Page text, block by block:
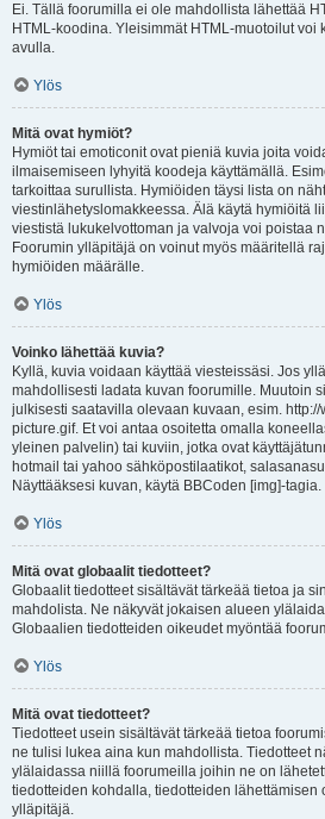
Ei. Tällä foorumilla ei ole mahdollista lähettää
HTML-koodina. Yleisimmät HTML-muotoilut voi
avulla.
Ylös
Mitä ovat hymiöt?
Hymiöt tai emoticonit ovat pieniä kuvia joita
ilmaisemiseen lyhyitä koodeja käyttämällä.
tarkoittaa surullista. Hymiöiden täysi lista on
viestinlähetyslomakkeessa. Älä käytä hymiöitä
viestistä lukukelvottoman ja valvoja voi poistaa
Foorumin ylläpitäjä on voinut myös määritellä
hymiöiden määrälle.
Ylös
Voinko lähettää kuvia?
Kyllä, kuvia voidaan käyttää viesteissäsi. Jos
mahdollisesti ladata kuvan foorumille. Muutoin
julkisesti saatavilla olevaan kuvaan, esim.
picture.gif. Et voi antaa osoitetta omalla
yleinen palvelin) tai kuviin, jotka ovat
hotmail tai yahoo sähköpostilaatikot,
Näyttääksesi kuvan, käytä BBCoden [img]-tagia.
Ylös
Mitä ovat globaalit tiedotteet?
Globaalit tiedotteet sisältävät tärkeää tietoa ja
mahdolista. Ne näkyvät jokaisen alueen
Globaalien tiedotteiden oikeudet myöntää
Ylös
Mitä ovat tiedotteet?
Tiedotteet usein sisältävät tärkeää tietoa
ne tulisi lukea aina kun mahdollista. Tiedotteet
ylälaidassa niillä foorumeilla joihin ne on
tiedotteiden kohdalla, tiedotteiden lähettämisen
ylläpitäjä.